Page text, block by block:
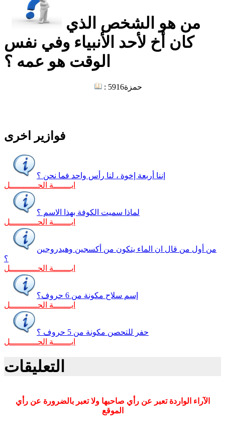
كان أخ لأحد الأنبياء وفي نفس
الوقت هو عمه ؟
: 5916حمزة
فوازير اخرى
إننا أربعة إخوة ، لنا رأس واحد فما نحن ؟
ايـــــــة الحـــــــــــل
لماذا سميت الكوفة بهذا الاسم ؟
ايـــــــة الحـــــــــــل
من أول من قال ان الماء يتكون من أكسجين وهيدروجين
؟
ايـــــــة الحـــــــــــل
إسم سلاح مكونة من 6 حروف؟
ايـــــــة الحـــــــــــل
حفر للتحصن مكونة من 5 حروف ؟
ايـــــــة الحـــــــــــل
التعليقات
الآراء الواردة تعبر عن رأي صاحبها ولا تعبر بالضرورة عن رأي
الموقع